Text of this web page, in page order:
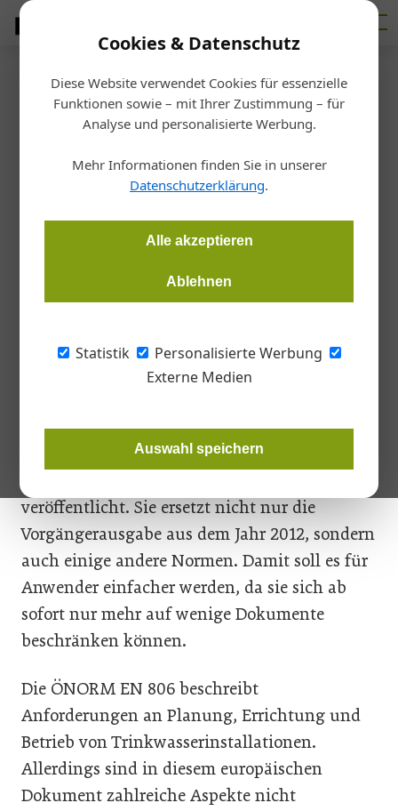
Cookies & Datenschutz
Diese Website verwendet Cookies für essenzielle
Funktionen sowie – mit Ihrer Zustimmung – für
Analyse und personalisierte Werbung.
Mehr Informationen finden Sie in unserer
Datenschutzerklärung.
Alle akzeptieren
Ablehnen
Statistik
Personalisierte Werbung
Externe Medien
Auswahl speichern
Startseite /Bauen
Neuerungen bei
Trinkwasserinstallation
Die Neufassung der ÖNORM B2531 soll Anwendern das
Verständnis der Trinkwasserinstallation vereinfachen.
Es sind fünf Teile der ÖNORM EN 806 und die
nationale Ergänzungsnorm ÖNORM B 2531,
Trinkwasserinstallationen in Österreich
festlegen. Die Neufassung der
veröffentlicht. Sie ersetzt nicht nur die
Vorgängerausgabe aus dem Jahr 2012, sondern
auch einige andere Normen. Damit soll es für
Anwender einfacher werden, da sie sich ab
sofort nur mehr auf wenige Dokumente
beschränken können.
Die ÖNORM EN 806 beschreibt
Anforderungen an Planung, Errichtung und
Betrieb von Trinkwasserinstallationen.
Allerdings sind in diesem europäischen
Dokument zahlreiche Aspekte nicht